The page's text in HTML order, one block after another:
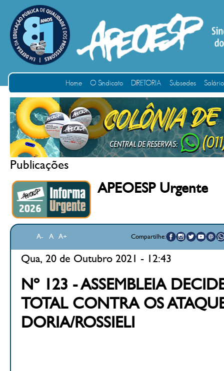
Home O Sindicato DIRETORIA Subsedes
Publicações
APEOESP Urgente
A- A A+ Compartilhe:
Qua, 20 de Outubro 2021 - 12:43
Nº 123 - ASSEMBLEIA
TOTAL CONTRA OS
DORIA/ROSSIELI